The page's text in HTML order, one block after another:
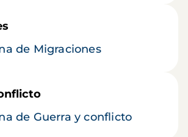
de Migraciones
de Guerra y conflicto